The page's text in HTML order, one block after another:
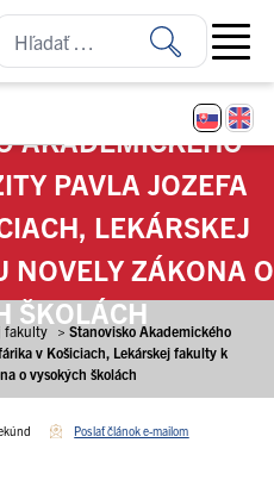
Open
AKADEMICKÉHO
PAVLA JOZEFA
LEKÁRSKEJ
NOVELY ZÁKONA O
ŠKOLÁCH
fakulty > Stanovisko Akademického
v Košiciach, Lekárskej fakulty k
o vysokých školách
Poslať článok e-mailom